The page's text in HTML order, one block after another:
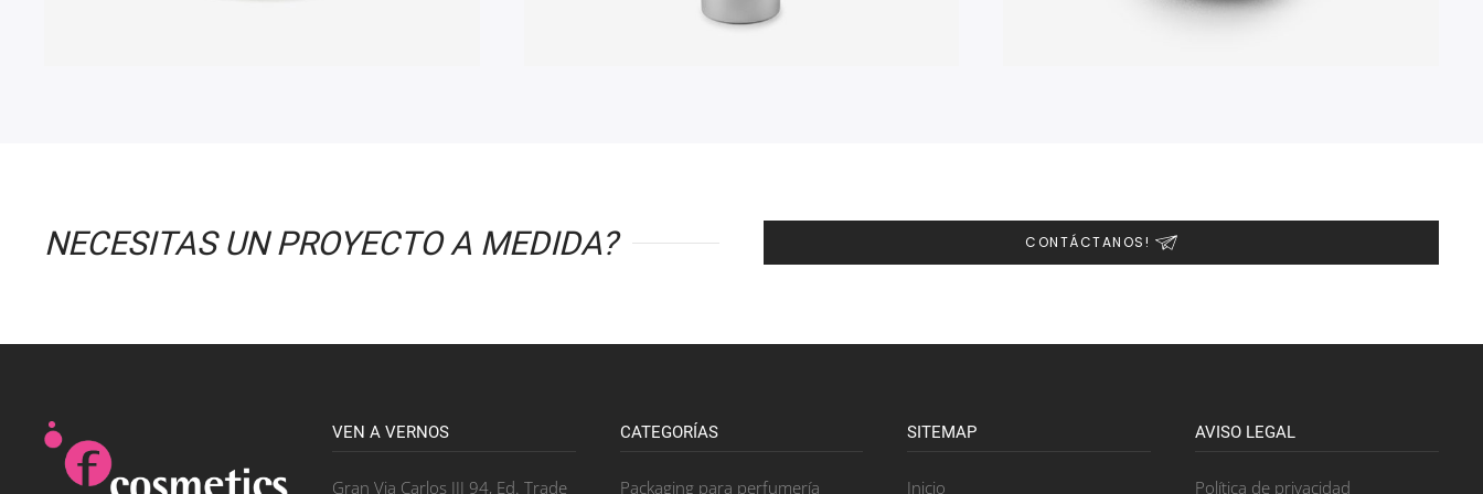
NECESITAS UN PROYECTO A MEDIDA? CONTÁCTANOS!
VEN A VERNOS
Gran Via Carlos III 94, Ed. Trade
CATEGORÍAS
Packaging para perfumería
SITEMAP
Inicio
AVISO LEGAL
Política de privacidad